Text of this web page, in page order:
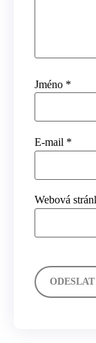
Jméno *
E-mail *
Webová